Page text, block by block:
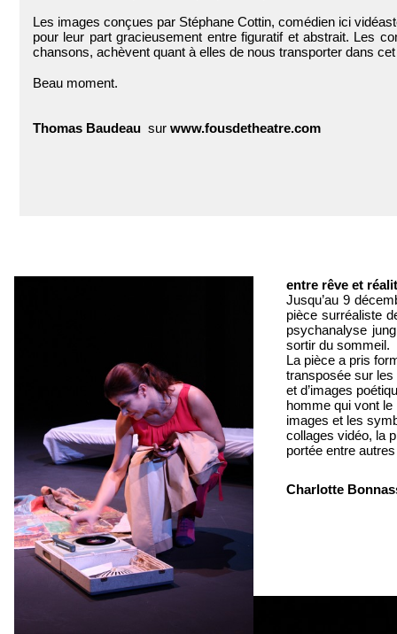
Les images conçues par Stéphane Cottin, comédien ici
pour leur part gracieusement entre figuratif et abstrait. Les
chansons, achèvent quant à elles de nous transporter dans
Beau moment.
Thomas Baudeau sur www.fousdetheatre.com
entre rêve et
Jusqu’au 9
pièce surréaliste
psychanalyse
sortir du sommeil.
La pièce a pris
transposée sur les
et d’images
homme qui vont
images et les
collages vidéo, la
portée entre
Charlotte